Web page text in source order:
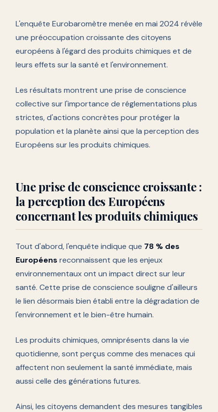
L'enquête Eurobaromètre menée en mai 2024 révèle
une préoccupation croissante des citoyens
européens à l'égard des produits chimiques et de
leurs effets sur la santé et l'environnement.
Les résultats montrent une prise de conscience
collective sur l'importance de réglementations plus
strictes, d'actions concrètes pour protéger la
population et la planète ainsi que la perception des
Européens sur les produits chimiques.
Une prise de conscience croissante :
la perception des Européens
concernant les produits chimiques
Tout d'abord, l'enquête indique que 78 % des
Européens reconnaissent que les enjeux
environnementaux ont un impact direct sur leur
santé. Cette prise de conscience souligne d'ailleurs
le lien désormais bien établi entre la dégradation de
l'environnement et le bien-être humain.
Les produits chimiques, omniprésents dans la vie
quotidienne, sont perçus comme des menaces qui
affectent non seulement la santé immédiate, mais
aussi celle des générations futures.
Ainsi, les citoyens demandent des mesures tangibles